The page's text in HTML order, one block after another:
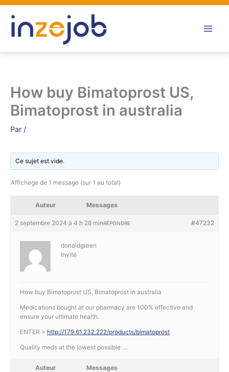
Aller
contenu
How buy Bimatoprost US,
Bimatoprost in australia
Par /
Ce sujet est vide.
Affichage de 1 message (sur 1 au total)
Auteur Messages
2 septembre 2024 à 4 h 28 min #47232
RÉPONDRE
donaldgreen
Invité
How buy Bimatoprost US, Bimatoprost in australia
Medications bought at our pharmacy are 100% effective and
ensure your ultimate health.
ENTER > http://179.61.232.222/products/bimatoprost
Quality meds at the lowest possible …
Auteur Messages